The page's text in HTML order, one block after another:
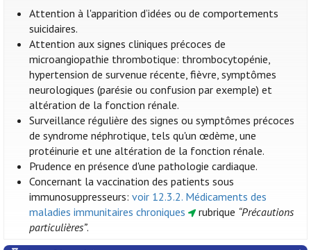
Attention à l'apparition d’idées ou de comportements
suicidaires.
Attention aux signes cliniques précoces de
microangiopathie thrombotique: thrombocytopénie,
hypertension de survenue récente, fièvre, symptômes
neurologiques (parésie ou confusion par exemple) et
altération de la fonction rénale.
Surveillance régulière des signes ou symptômes précoces
de syndrome néphrotique, tels qu'un œdème, une
protéinurie et une altération de la fonction rénale.
Prudence en présence d'une pathologie cardiaque.
Concernant la vaccination des patients sous
immunosuppresseurs:voir 12.3.2. Médicaments des
maladies immunitaires chroniques
rubrique “Précautions
particulières”.